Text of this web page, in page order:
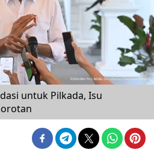
untuk Pilkada, Isu